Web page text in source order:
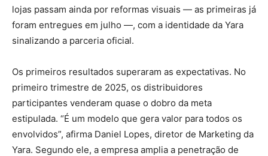
lojas passam ainda por reformas visuais — as primeiras já
foram entregues em julho —, com a identidade da Yara
sinalizando a parceria oficial.
Os primeiros resultados superaram as expectativas. No
primeiro trimestre de 2025, os distribuidores
participantes venderam quase o dobro da meta
estipulada. “É um modelo que gera valor para todos os
envolvidos”, afirma Daniel Lopes, diretor de Marketing da
Yara. Segundo ele, a empresa amplia a penetração de